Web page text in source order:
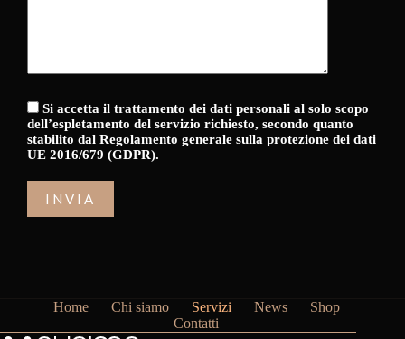
Si accetta il trattamento dei dati personali al solo scopo
dell’espletamento del servizio richiesto, secondo quanto
stabilito dal Regolamento generale sulla protezione dei dati
UE 2016/679 (GDPR).
Home Chi siamo Servizi News
Shop
Contatti